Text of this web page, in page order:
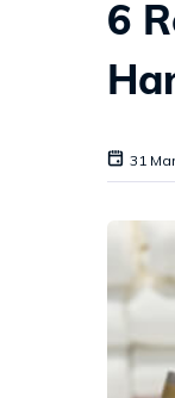
6
31